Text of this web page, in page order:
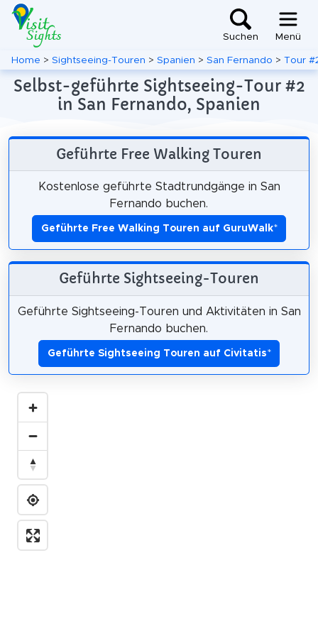
Suchen Menü
Home > Sightseeing-Touren > Spanien > San Fernando > Tour
Selbst-geführte Sightseeing-Tour #2
in San Fernando, Spanien
Geführte Free Walking Touren
Kostenlose geführte Stadtrundgänge in San
Fernando buchen.
Geführte Free Walking Touren auf GuruWalk*
Geführte Sightseeing-Touren
Geführte Sightseeing-Touren und Aktivitäten in San
Fernando buchen.
Geführte Sightseeing Touren auf Civitatis*